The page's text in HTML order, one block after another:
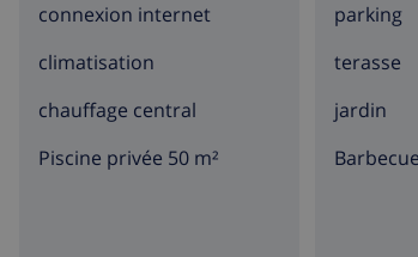
connexion internet
climatisation
chauffage central
Piscine privée 50 m²
parking
terasse
jardin
barbecue